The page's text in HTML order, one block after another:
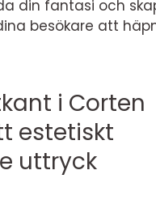
din fantasi och
besökare att
i Corten
estetiskt
uttryck